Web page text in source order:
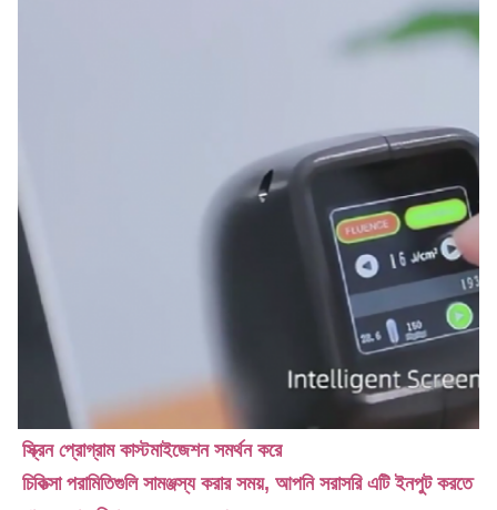
স্ক্রিন প্রোগ্রাম কাস্টমাইজেশন সমর্থন করে
চিকিত্সা পরামিতিগুলি সামঞ্জস্য করার সময়, আপনি সরাসরি এটি ইনপুট করতে